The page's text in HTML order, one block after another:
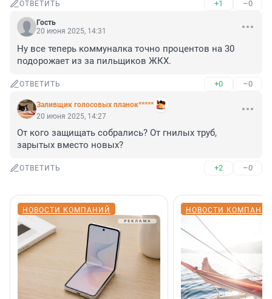
ОТВЕТИТЬ +1 –0
Гость
20 июня 2025, 14:31
Ну все теперь коммуналка точно процентов на 30
подорожает из за пильщиков ЖКХ.
ОТВЕТИТЬ +0 –0
Заливщик голосовых планок*****
20 июня 2025, 14:27
От кого защищать собрались? От гнилых труб,
зарытых вместо новых?
ОТВЕТИТЬ +2 –0
НОВОСТИ КОМПАНИЙ НОВОСТИ